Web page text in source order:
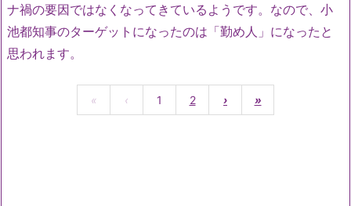
ナ禍の要因ではなくなってきているようです。なので、小
池都知事のターゲットになったのは「勤め人」になったと
思われます。
« ‹ 1 2 › »